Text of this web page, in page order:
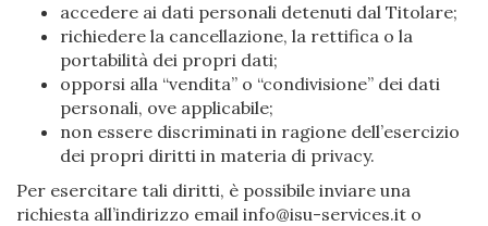
accedere ai dati personali detenuti dal Titolare;
richiedere la cancellazione, la rettifica o la
portabilità dei propri dati;
opporsi alla “vendita” o “condivisione” dei dati
personali, ove applicabile;
non essere discriminati in ragione dell’esercizio
dei propri diritti in materia di privacy.
Per esercitare tali diritti, è possibile inviare una
richiesta all’indirizzo email info@isu-services.it o